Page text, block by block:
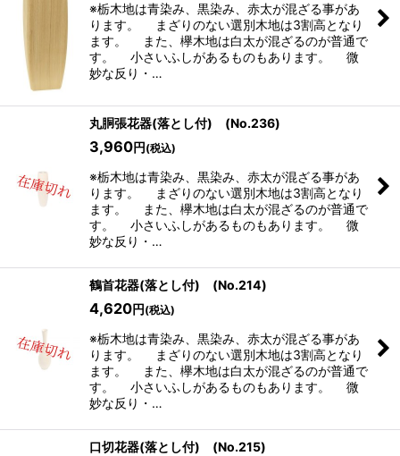
※栃木地は青染み、黒染み、赤太が混ざる事があ
ります。 まざりのない選別木地は3割高となり
ます。 また、欅木地は白太が混ざるのが普通で
す。 小さいふしがあるものもあります。 微
妙な反り・…
丸胴張花器(落とし付) (No.236)
3,960円 (税込)
※栃木地は青染み、黒染み、赤太が混ざる事があ
ります。 まざりのない選別木地は3割高となり
ます。 また、欅木地は白太が混ざるのが普通で
す。 小さいふしがあるものもあります。 微
妙な反り・…
鶴首花器(落とし付) (No.214)
4,620円 (税込)
※栃木地は青染み、黒染み、赤太が混ざる事があ
ります。 まざりのない選別木地は3割高となり
ます。 また、欅木地は白太が混ざるのが普通で
す。 小さいふしがあるものもあります。 微
妙な反り・…
口切花器(落とし付) (No.215)